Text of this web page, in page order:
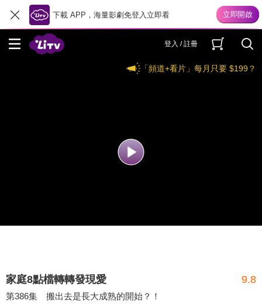
下載 APP，海量影劇免登入立即看
登入 / 註冊
「頻道+看片」每月只要 $199？
家庭8點檔轉轉發現愛 9.8
第386集 搬出去是長大成熟的開始？！